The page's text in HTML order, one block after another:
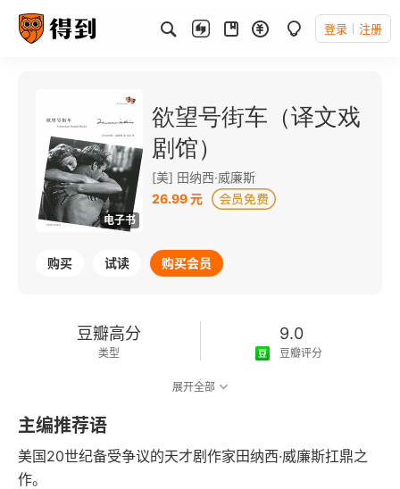
登录 注册
电子书
欲望号街车（译文戏
剧馆）
[美] 田纳西·威廉斯
26.99 元
购买 试读 购买会员
豆瓣高分
类型
9.0
豆瓣评分
2010-04-01
发行日期
展开全部
主编推荐语
美国20世纪备受争议的天才剧作家田纳西·威廉斯扛鼎之
作。